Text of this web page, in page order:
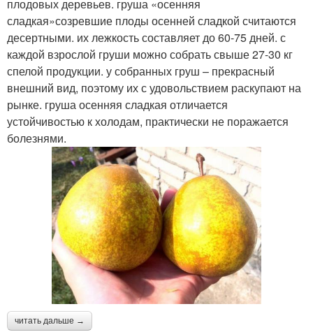
плодовых деревьев. груша «осенняя
сладкая»созревшие плоды осенней сладкой считаются
десертными. их лежкость составляет до 60-75 дней. с
каждой взрослой груши можно собрать свыше 27-30 кг
спелой продукции. у собранных груш – прекрасный
внешний вид, поэтому их с удовольствием раскупают на
рынке. груша осенняя сладкая отличается
устойчивостью к холодам, практически не поражается
болезнями.
читать дальше →